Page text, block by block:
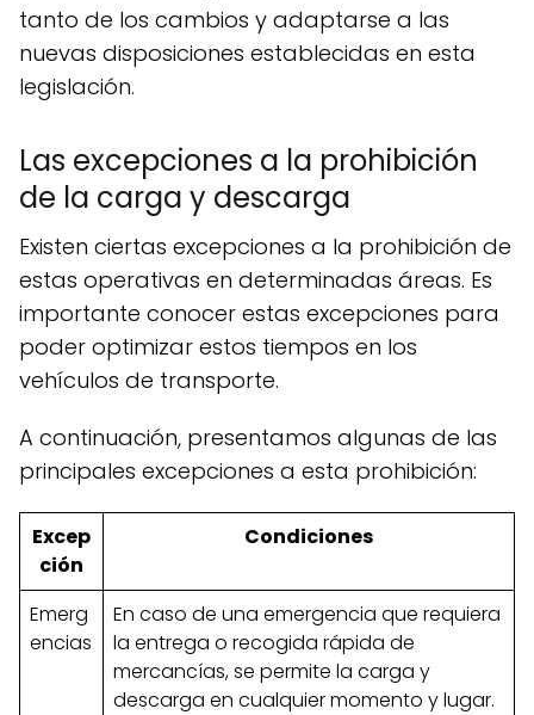
tanto de los cambios y adaptarse a las
nuevas disposiciones establecidas en esta
legislación.
Las excepciones a la prohibición
de la carga y descarga
Existen ciertas excepciones a la prohibición de
estas operativas en determinadas áreas. Es
importante conocer estas excepciones para
poder optimizar estos tiempos en los
vehículos de transporte.
A continuación, presentamos algunas de las
principales excepciones a esta prohibición:
Excep
ción
Condiciones
Emerg
encias
En caso de una emergencia que requiera
la entrega o recogida rápida de
mercancías, se permite la carga y
descarga en cualquier momento y lugar.